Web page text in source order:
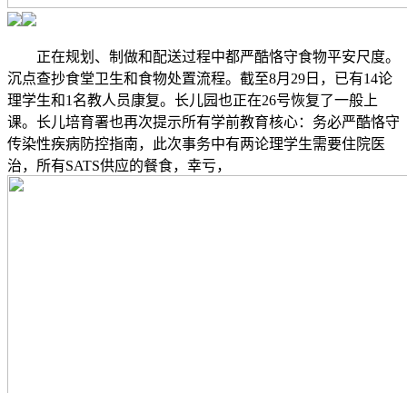
正在规划、制做和配送过程中都严酷恪守食物平安尺度。
沉点查抄食堂卫生和食物处置流程。截至8月29日，已有14论
理学生和1名教人员康复。长儿园也正在26号恢复了一般上
课。长儿培育署也再次提示所有学前教育核心：务必严酷恪守
传染性疾病防控指南，此次事务中有两论理学生需要住院医
治，所有SATS供应的餐食，幸亏，